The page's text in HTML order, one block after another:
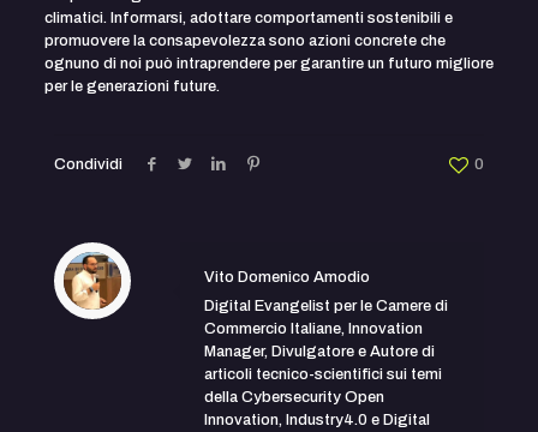
climatici. Informarsi, adottare comportamenti sostenibili e
promuovere la consapevolezza sono azioni concrete che
ognuno di noi può intraprendere per garantire un futuro migliore
per le generazioni future.
Condividi 0
Vito Domenico Amodio
Digital Evangelist per le Camere di
Commercio Italiane, Innovation
Manager, Divulgatore e Autore di
articoli tecnico-scientifici sui temi
della Cybersecurity Open
Innovation, Industry4.0 e Digital